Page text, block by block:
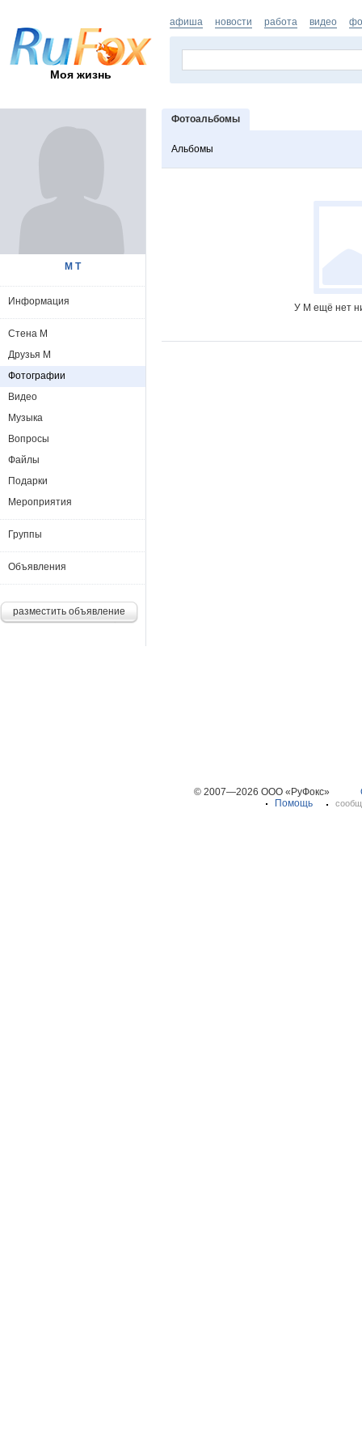
Моя жизнь
афиша новости работа видео
Фотоальбомы
Альбомы
У М ещё нет
М Т
Информация
Стена М
Друзья М
Фотографии
Видео
Музыка
Вопросы
Файлы
Подарки
Мероприятия
Группы
Объявления
разместить объявление
© 2007—2026 ООО «РуФокс»
Помощь